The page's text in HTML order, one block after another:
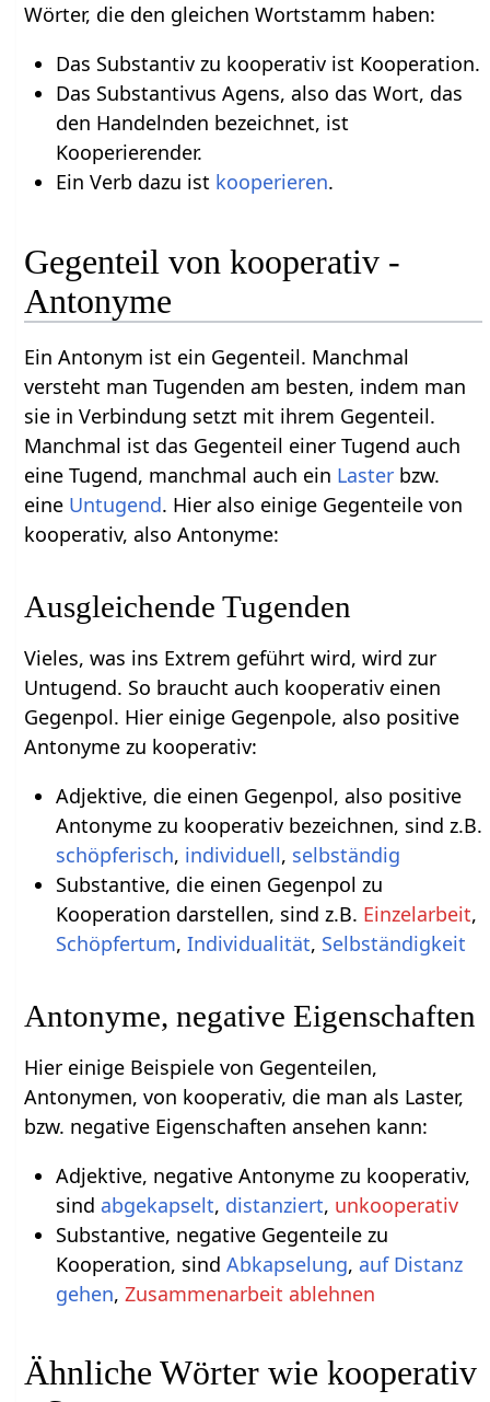
Wörter, die den gleichen Wortstamm haben:
Das Substantiv zu kooperativ ist Kooperation.
Das Substantivus Agens, also das Wort, das
den Handelnden bezeichnet, ist
Kooperierender.
Ein Verb dazu ist kooperieren.
Gegenteil von kooperativ -
Antonyme
Ein Antonym ist ein Gegenteil. Manchmal
versteht man Tugenden am besten, indem man
sie in Verbindung setzt mit ihrem Gegenteil.
Manchmal ist das Gegenteil einer Tugend auch
eine Tugend, manchmal auch ein Laster bzw.
eine Untugend. Hier also einige Gegenteile von
kooperativ, also Antonyme:
Ausgleichende Tugenden
Vieles, was ins Extrem geführt wird, wird zur
Untugend. So braucht auch kooperativ einen
Gegenpol. Hier einige Gegenpole, also positive
Antonyme zu kooperativ:
Adjektive, die einen Gegenpol, also positive
Antonyme zu kooperativ bezeichnen, sind z.B.
schöpferisch, individuell, selbständig
Substantive, die einen Gegenpol zu
Kooperation darstellen, sind z.B. Einzelarbeit,
Schöpfertum, Individualität, Selbständigkeit
Antonyme, negative Eigenschaften
Hier einige Beispiele von Gegenteilen,
Antonymen, von kooperativ, die man als Laster,
bzw. negative Eigenschaften ansehen kann:
Adjektive, negative Antonyme zu kooperativ,
sind abgekapselt, distanziert, unkooperativ
Substantive, negative Gegenteile zu
Kooperation, sind Abkapselung, auf Distanz
gehen, Zusammenarbeit ablehnen
Ähnliche Wörter wie kooperativ